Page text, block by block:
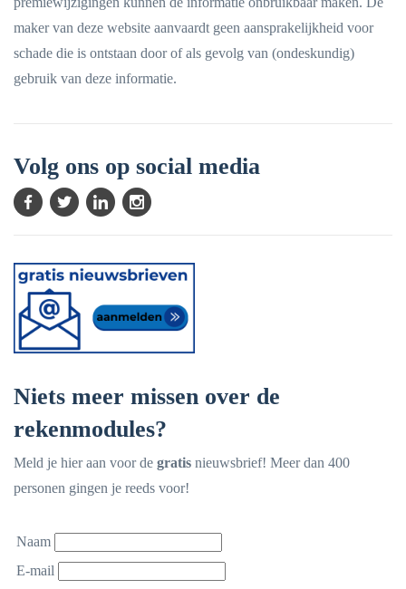
maker van deze website aanvaardt geen aansprakelijkheid voor
schade die is ontstaan door of als gevolg van (ondeskundig)
gebruik van deze informatie.
Volg ons op social media
Niets meer missen over de
rekenmodules?
Meld je hier aan voor de gratis nieuwsbrief! Meer dan 400
personen gingen je reeds voor!
Naam
E-mail